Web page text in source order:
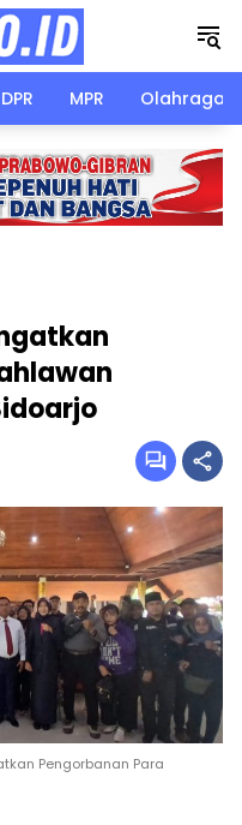
DPR MPR Olahraga
Pengorbanan Para